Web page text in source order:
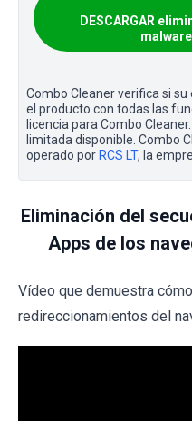
DESCARGAR
Combo Cleaner verifica si
el producto con todas las
licencia para Combo
limitada disponible. Combo
operado por RCS LT, la
Eliminación del
Apps de los
Vídeo que demuestra
redireccionamientos del